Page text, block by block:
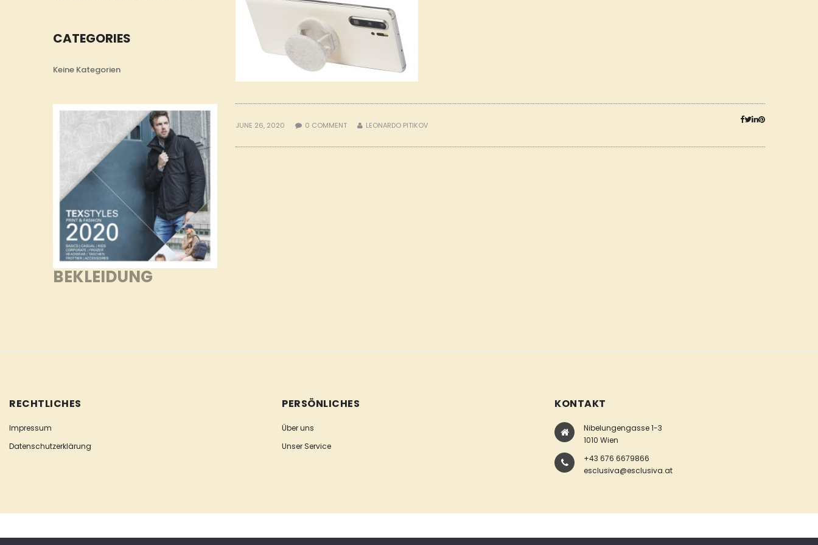
CATEGORIES
Keine Kategorien
BEKLEIDUNG
JUNE 26, 2020 0 COMMENT LEONARDO PITIKOV
RECHTLICHES
Impressum
Datenschutzerklärung
PERSÖNLICHES
Über uns
Unser Service
KONTAKT
Nibelungengasse 1-3
1010 Wien
+43 676 6679866
esclusiva@esclusiva.at